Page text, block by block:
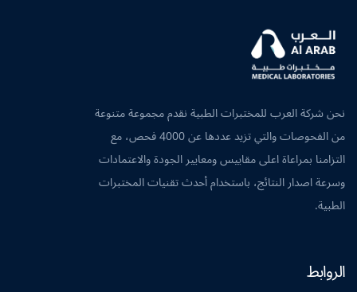
نحن شركة العرب للمختبرات الطبية نقدم مجموعة متنوعة
من الفحوصات والتي تزيد عددها عن 4000 فحص، مع
التزامنا بمراعاة اعلى مقاييس ومعايير الجودة والاعتمادات
وسرعة اصدار النتائج، باستخدام أحدث تقنيات المختبرات
الطبية.
الروابط